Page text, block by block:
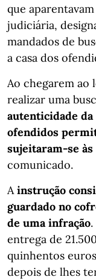
que
judiciária,
mandados de
a casa dos
Ao chegarem ao
realizar uma
autenticidade da
ofendidos
sujeitaram-se
comunicado.
A instrução
guardado no
de uma infração
entrega de
quinhentos
depois de lhes